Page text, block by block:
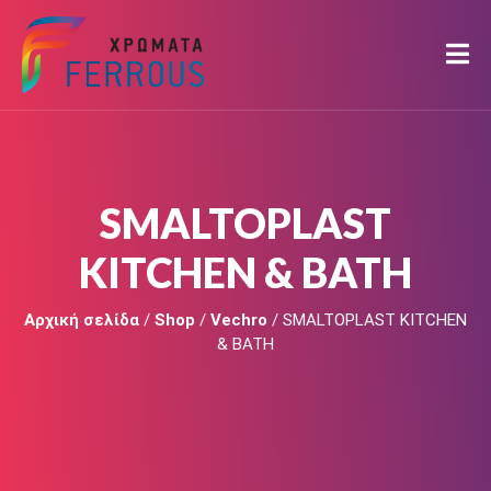
SMALTOPLAST
KITCHEN & BATH
Αρχική σελίδα / Shop / Vechro / SMALTOPLAST KITCHEN
& BATH